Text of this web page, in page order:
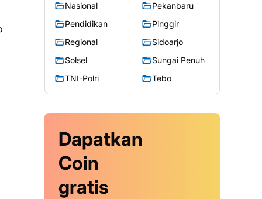
Nasional
Pekanbaru
Pendidikan
Pinggir
Regional
Sidoarjo
Solsel
Sungai Penuh
TNI-Polri
Tebo
Dapatkan
Coin
gratis